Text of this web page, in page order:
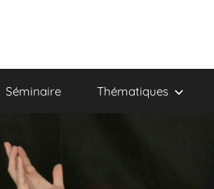
Séminaire Thématiques